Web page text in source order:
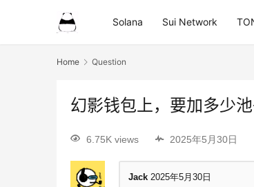
Solana Sui Network
Home Question
幻影钱包上，要加多少池
6.75K views 2025年5月30日
Jack 2025年5月30日